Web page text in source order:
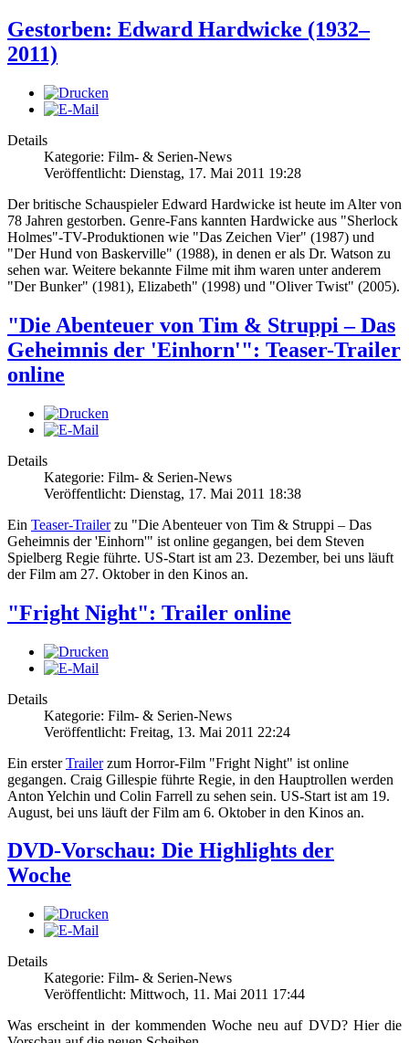
Gestorben: Edward Hardwicke (1932–
2011)
Details
Kategorie: Film- & Serien-News
Veröffentlicht: Dienstag, 17. Mai 2011 19:28
Der britische Schauspieler Edward Hardwicke ist heute im Alter von
78 Jahren gestorben. Genre-Fans kannten Hardwicke aus "Sherlock
Holmes"-TV-Produktionen wie "Das Zeichen Vier" (1987) und
"Der Hund von Baskerville" (1988), in denen er als Dr. Watson zu
sehen war. Weitere bekannte Filme mit ihm waren unter anderem
"Der Bunker" (1981), Elizabeth" (1998) und "Oliver Twist" (2005).
"Die Abenteuer von Tim & Struppi – Das
Geheimnis der 'Einhorn'": Teaser-Trailer
online
Details
Kategorie: Film- & Serien-News
Veröffentlicht: Dienstag, 17. Mai 2011 18:38
Ein Teaser-Trailerzu "Die Abenteuer von Tim & Struppi – Das
Geheimnis der 'Einhorn'" ist online gegangen, bei dem Steven
Spielberg Regie führte. US-Start ist am 23. Dezember, bei uns läuft
der Film am 27. Oktober in den Kinos an.
"Fright Night": Trailer online
Details
Kategorie: Film- & Serien-News
Veröffentlicht: Freitag, 13. Mai 2011 22:24
Ein ersterTrailerzum Horror-Film "Fright Night" ist online
gegangen. Craig Gillespie führte Regie, in den Hauptrollen werden
Anton Yelchin und Colin Farrell zu sehen sein. US-Start ist am 19.
August, bei uns läuft der Film am 6. Oktober in den Kinos an.
DVD-Vorschau: Die Highlights der
Woche
Details
Kategorie: Film- & Serien-News
Veröffentlicht: Mittwoch, 11. Mai 2011 17:44
Was erscheint in der kommenden Woche neu auf DVD? Hier die